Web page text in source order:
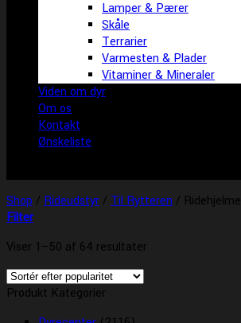
Lamper & Pærer
Skåle
Terrarier
Varmesten & Plader
Vitaminer & Mineraler
Viden om dyr
Om os
Kontakt
Ønskeliste
Shop / Rideudstyr / Til Rytteren / Ridehjelme
Filter
Viser 1–50 af 64 resultater
Produkt Kategorier